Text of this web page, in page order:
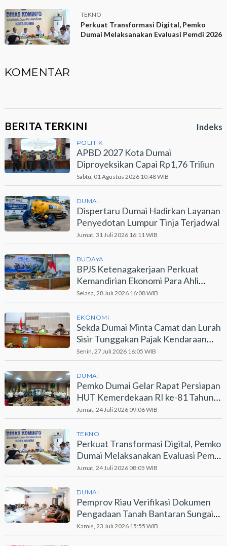
TEKNO
Perkuat Transformasi Digital, Pemko
Dumai Melaksanakan Evaluasi Pemdi 2026
KOMENTAR
BERITA TERKINI Indeks
POLITIK
APBD 2027 Kota Dumai
Diproyeksikan Capai Rp1,76 Triliun
Sabtu, 01 Agustus 2026 10:48 WIB
DUMAI
Dispertaru Dumai Hadirkan Layanan
Penyedotan Lumpur Tinja Terjadwal
Jumat, 31 Juli 2026 16:11 WIB
BUDAYA
BPJS Ketenagakerjaan Perkuat
Kemandirian Ekonomi Para Ahli
Waris Lewat Program PEKA
Selasa, 28 Juli 2026 16:08 WIB
EKONOMI
Sekda Dumai Minta Camat dan Lurah
Sisir Tunggakan Pajak Kendaraan
Bermotor
Senin, 27 Juli 2026 16:05 WIB
DUMAI
Pemko Dumai Gelar Rapat Persiapan
HUT Kemerdekaan RI ke-81 Tahun
2026
Jumat, 24 Juli 2026 09:06 WIB
TEKNO
Perkuat Transformasi Digital, Pemko
Dumai Melaksanakan Evaluasi Pemdi
2026
Jumat, 24 Juli 2026 08:05 WIB
DUMAI
Pemprov Riau Verifikasi Dokumen
Pengadaan Tanah Bantaran Sungai
Dumai
Kamis, 23 Juli 2026 15:55 WIB